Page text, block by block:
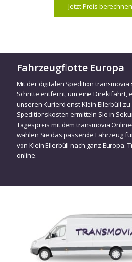
Jetzt Preis
Fahrzeugflotte Europa
Mit der digitalen Spedition transmovia
Schritte entfernt, um eine Direktfahrt,
unseren Kurierdienst Klein Ellerbüll
Speditionskosten ermitteln Sie in
Tagespreis mit dem transmovia
wählen Sie das passende Fahrzeug
von Klein Ellerbüll nach ganz Europa.
online.